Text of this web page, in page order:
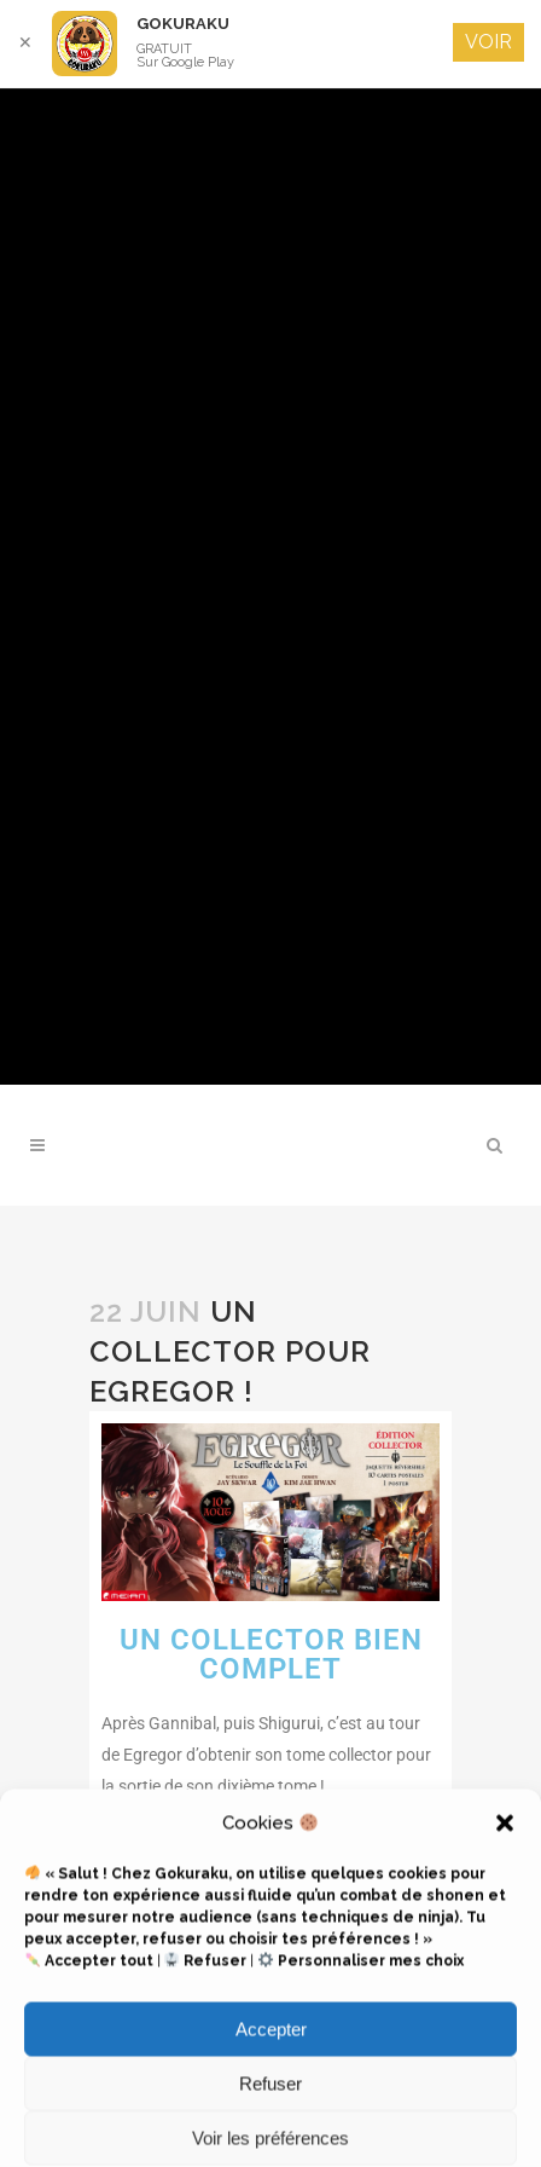
Cookies
« Salut ! Chez Gokuraku, on utilise quelques cookies pour
rendre ton expérience aussi fluide qu’un combat de shonen et
pour mesurer notre audience (sans techniques de ninja). Tu
peux accepter, refuser ou choisir tes préférences ! »
Accepter tout| Refuser | Personnaliser mes choix
Accepter
Refuser
Voir les préférences
22 JUIN UN
COLLECTOR POUR
EGREGOR !
UN COLLECTOR BIEN
COMPLET
Après Gannibal, puis Shigurui, c’est au tour
de Egregor d’obtenir son tome collector pour
la sortie de son dixième tome !
Cette édition sortira également le 10 Août
dévoilés) et contiendra :
Le tome 10 de Egregor et sa jaquette
réversible
Un petit coffret
10 Cartes Postales
Cette édition au prix de 12,95€ est déjà pré-
commandable sur les sites Anime-Store et
✕
GOKURAKU
GRATUIT
Sur Google Play
VOIR